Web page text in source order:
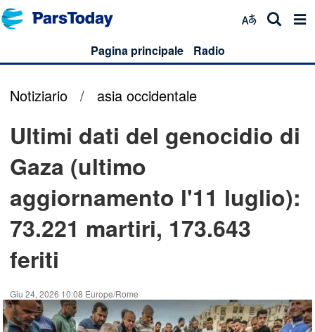
Pagina principale Radio
Notiziario / asia occidentale
Ultimi dati del genocidio di
Gaza (ultimo
aggiornamento l'11 luglio):
73.221 martiri, 173.643
feriti
Giu 24, 2026 10:08 Europe/Rome